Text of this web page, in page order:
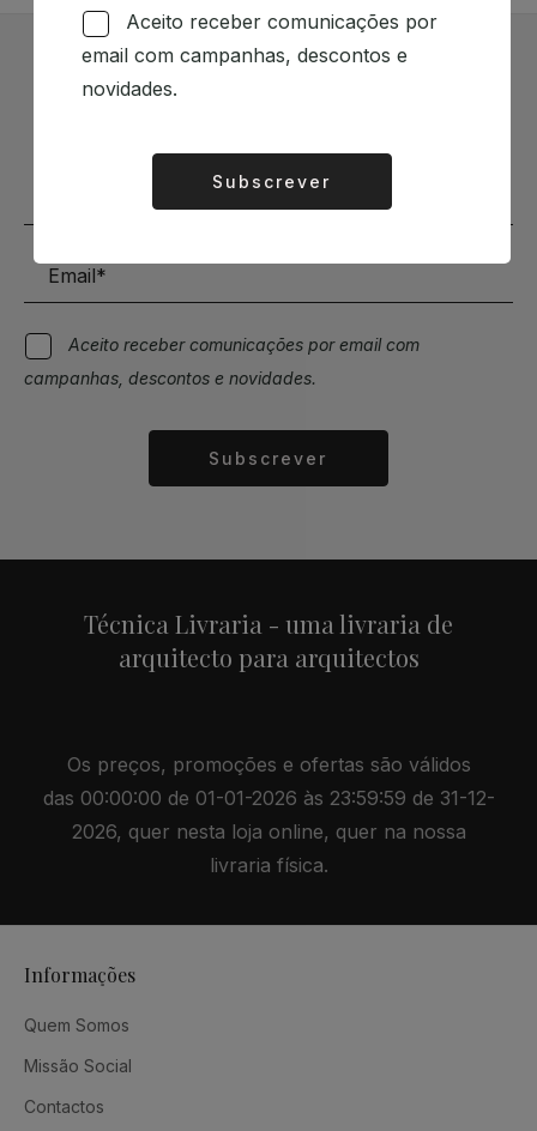
Subscrever Newsletter
Aceito receber comunicações por email com
campanhas, descontos e novidades.
Subscrever
Técnica Livraria - uma livraria de
arquitecto para arquitectos
Os preços, promoções e ofertas são válidos
das 00:00:00 de 01-01-2026 às 23:59:59 de 31-12-
2026, quer nesta loja online, quer na nossa
livraria física.
Informações
Quem Somos
Missão Social
Contactos
Aceito receber comunicações por
email com campanhas, descontos e
novidades.
Subscrever